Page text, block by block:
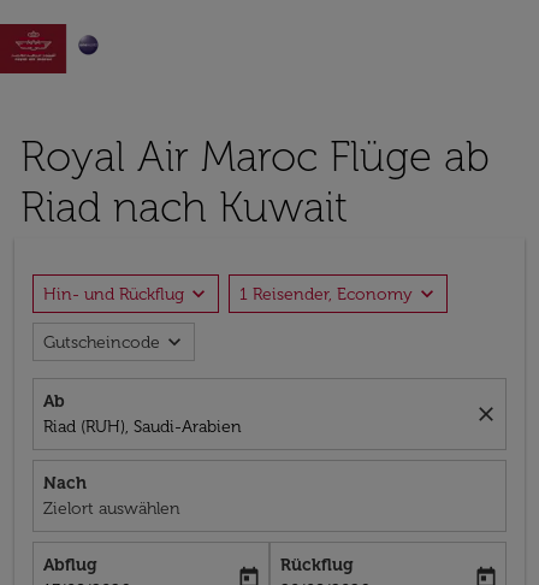

Royal Air Maroc Flüge ab
Riad nach Kuwait
Hin- und Rückflug expand_more 1 Reisender, Economy expand_more
Gutscheincode expand_more
Ab
Riad (RUH), Saudi-Arabien
close
Nach
Zielort auswählen
Abflug
today
Rückflug
today